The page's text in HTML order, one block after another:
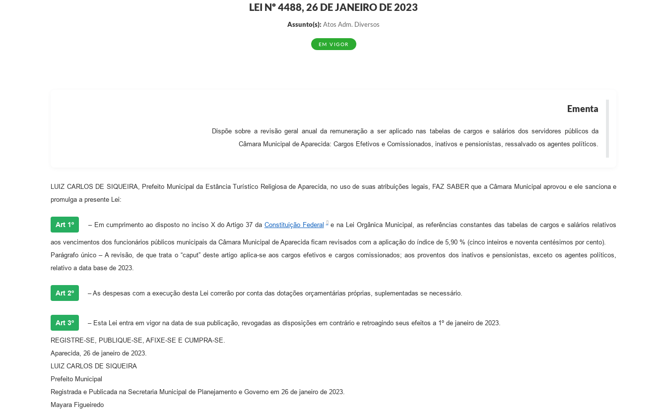
EDITAIS
LEI Nº 4488, 26 DE JANEIRO DE 2023
Assunto(s): Atos Adm. Diversos
EM VIGOR
Ementa
Dispõe sobre a revisão geral anual da remuneração a ser aplicado nas tabelas de cargos e salários dos servidores públicos da
Câmara Municipal de Aparecida: Cargos Efetivos e Comissionados, inativos e pensionistas, ressalvado os agentes políticos.
LUIZ CARLOS DE SIQUEIRA, Prefeito Municipal da Estância Turístico Religiosa de Aparecida, no uso de suas atribuições legais, FAZ SABER que a Câmara Municipal aprovou e ele sanciona e
promulga a presente Lei:
Art 1º – Em cumprimento ao disposto no inciso X do Artigo 37 da Constituição Federal e na Lei Orgânica Municipal, as referências constantes das tabelas de cargos e salários relativos
aos vencimentos dos funcionários públicos municipais da Câmara Municipal de Aparecida ficam revisados com a aplicação do índice de 5,90 % (cinco inteiros e noventa centésimos por cento).
Parágrafo único – A revisão, de que trata o “caput” deste artigo aplica-se aos cargos efetivos e cargos comissionados; aos proventos dos inativos e pensionistas, exceto os agentes políticos,
relativo a data base de 2023.
Art 2º – As despesas com a execução desta Lei correrão por conta das dotações orçamentárias próprias, suplementadas se necessário.
Art 3º – Esta Lei entra em vigor na data de sua publicação, revogadas as disposições em contrário e retroagindo seus efeitos a 1º de janeiro de 2023.
REGISTRE-SE, PUBLIQUE-SE, AFIXE-SE E CUMPRA-SE.
Aparecida, 26 de janeiro de 2023.
LUIZ CARLOS DE SIQUEIRA
Prefeito Municipal
Registrada e Publicada na Secretaria Municipal de Planejamento e Governo em 26 de janeiro de 2023.
Mayara Figueiredo